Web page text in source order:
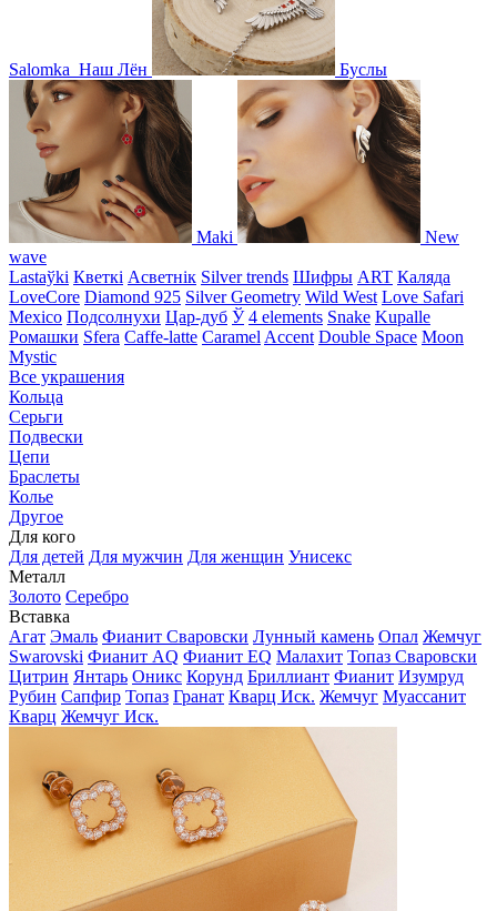
Salomka Наш Лён Буслы
Maki
New
wave
Lastaўki Кветкі Асветнiк Silver trends Шифры ART Каляда
LoveCore Diamond 925 Silver Geometry Wild West Love Safari
Mexico Подсолнухи Цар-дуб Ў 4 elements Snake Kupalle
Ромашки Sfera Caffe-latte Caramel Accent Double Space Moon
Mystic
Все украшения
Кольца
Серьги
Подвески
Цепи
Браслеты
Колье
Другое
Для кого
Для детей Для мужчин Для женщин Унисекс
Металл
Золото Серебро
Вставка
Агат Эмаль Фианит Сваровски Лунный камень Опал Жемчуг
Swarovski Фианит AQ Фианит EQ Малахит Топаз Сваровски
Цитрин Янтарь Оникс Корунд Бриллиант Фианит Изумруд
Рубин Сапфир Топаз Гранат Кварц Иск. Жемчуг Муассанит
Кварц Жемчуг Иск.